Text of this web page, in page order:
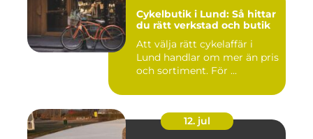
Cykelbutik i Lund: Så hittar
du rätt verkstad och butik
Att välja rätt cykelaffär i
Lund handlar om mer än pris
och sortiment. För ...
12. jul